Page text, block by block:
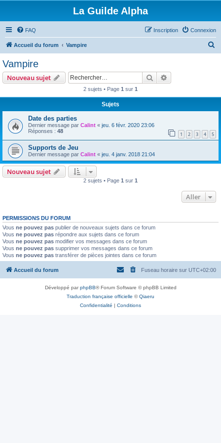
La Guilde Alpha
FAQ Connexion
Inscription
Accueil du forum Vampire
e
Vampire
Nouveau sujet Rechercher
2 sujets • Page 1 sur 1
Sujets
Date des parties
Dernier message par Calint « jeu. 6 févr. 2020 23:06
Réponses : 48 1 2 3 4 5
Supports de Jeu
Dernier message par Calint « jeu. 4 janv. 2018 21:04
Nouveau sujet
2 sujets • Page 1 sur 1
Aller
PERMISSIONS DU FORUM
Vous ne pouvez pas publier de nouveaux sujets dans ce forum
Vous ne pouvez pas répondre aux sujets dans ce forum
Vous ne pouvez pas modifier vos messages dans ce forum
Vous ne pouvez pas supprimer vos messages dans ce forum
Vous ne pouvez pas transférer de pièces jointes dans ce forum
Accueil du forum Fuseau horaire sur UTC+02:00
Développé parphpBB® Forum Software © phpBB Limited
Traduction française officielle ©Qiaeru
Confidentialité | Conditions